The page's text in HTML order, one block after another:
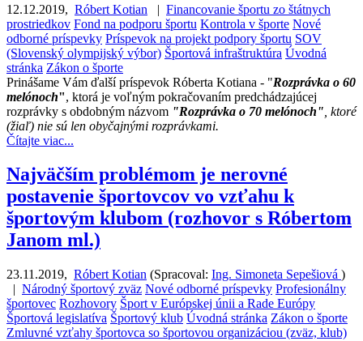
12.12.2019, Róbert Kotian | Financovanie športu zo štátnych
prostriedkov Fond na podporu športu Kontrola v športe Nové
odborné príspevky Príspevok na projekt podpory športu SOV
(Slovenský olympijský výbor) Športová infraštruktúra Úvodná
stránka Zákon o športe
Prinášame Vám ďalší príspevok Róberta Kotiana - "Rozprávka o 60
melónoch", ktorá je voľným pokračovaním predchádzajúcej
rozprávky s obdobným názvom "Rozprávka o 70 melónoch" , ktoré
(žiaľ) nie sú len obyčajnými rozprávkami.
Čítajte viac...
Najväčším problémom je nerovné
postavenie športovcov vo vzťahu k
športovým klubom (rozhovor s Róbertom
Janom ml.)
23.11.2019, Róbert Kotian (Spracoval: Ing. Simoneta Sepešiová )
| Národný športový zväz Nové odborné príspevky Profesionálny
športovec Rozhovory Šport v Európskej únii a Rade Európy
Športová legislatíva Športový klub Úvodná stránka Zákon o športe
Zmluvné vzťahy športovca so športovou organizáciou (zväz, klub)